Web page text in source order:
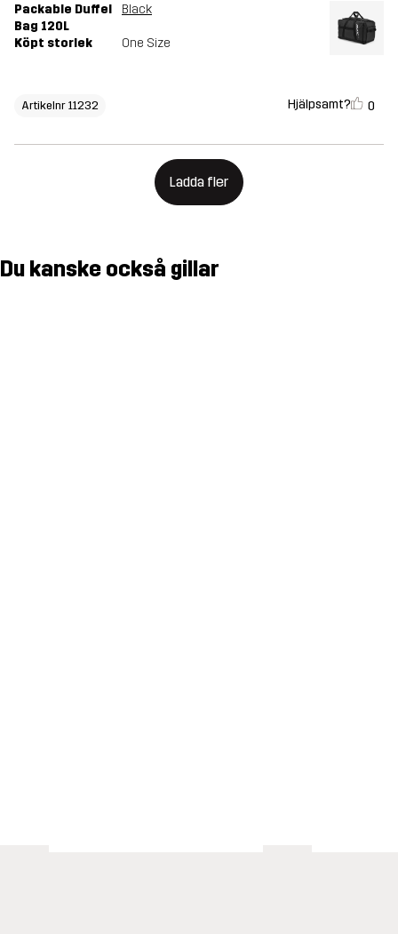
Packable Duffel
Bag 120L
Black
Köpt storlek One Size
Artikelnr 11232 Hjälpsamt? 0
Ladda fler
Du kanske också gillar